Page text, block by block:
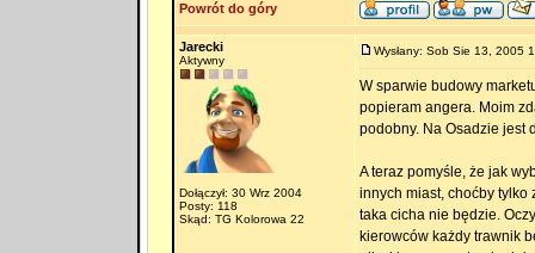
Powrót do góry
Jarecki
Aktywny
Dołączył: 30 Wrz 2004
Posty: 118
Skąd: TG Kolorowa 22
Wysłany: Sob Sie 13, 2005
W sparwie budowy
popieram angera. Moim
podobny. Na Osadzie jest
A teraz pomyśle, że jak
innych miast, choćby tylko
taka cicha nie będzie.
kierowców każdy trawnik